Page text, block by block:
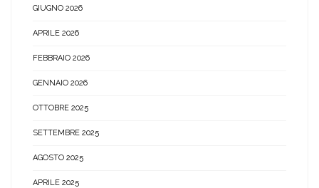
GIUGNO 2026
APRILE 2026
FEBBRAIO 2026
GENNAIO 2026
OTTOBRE 2025
SETTEMBRE 2025
AGOSTO 2025
APRILE 2025